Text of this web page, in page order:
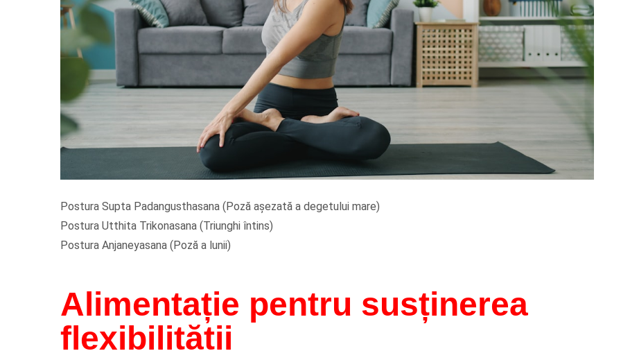
Postura Supta Padangusthasana (Poză așezată a degetului mare)
Postura Utthita Trikonasana (Triunghi întins)
Postura Anjaneyasana (Poză a lunii)
Alimentație pentru susținerea
flexibilității